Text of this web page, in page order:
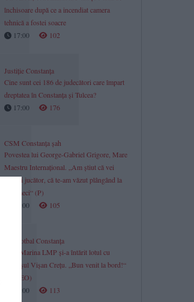
închisoare după ce a incendiat camera
tehnică a fostei soacre
17:00
102
Justiție Constanța
Cine sunt cei 186 de judecători care împart
dreptatea în Constanța și Tulcea?
17:00
176
CSM Constanța șah
Povestea lui George-Gabriel Grigore, Mare
Maestru Internațional. „Am știut că vei
deveni jucător, că te-am văzut plângând la
acel meci“ (P)
17:00
105
Minifotbal Constanța
ACS Marina LMP și-a întărit lotul cu
fundașul Vișan Crețu. „Bun venit la bord!“
(VIDEO)
17:00
113